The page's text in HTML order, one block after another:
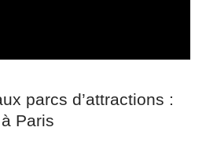
parcs d’attractions :
Paris